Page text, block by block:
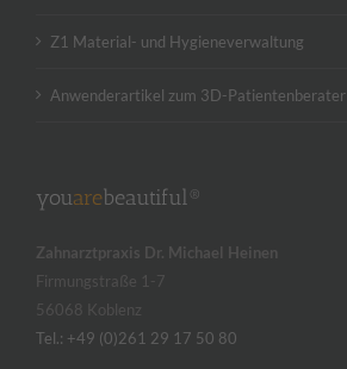
Z1 Material- und Hygieneverwaltung
Anwenderartikel zum 3D-Patientenberater
youarebeautiful®
Zahnarztpraxis Dr. Michael Heinen
Firmungstraße 1-7
56068 Koblenz
Tel.: +49 (0)261 29 17 50 80